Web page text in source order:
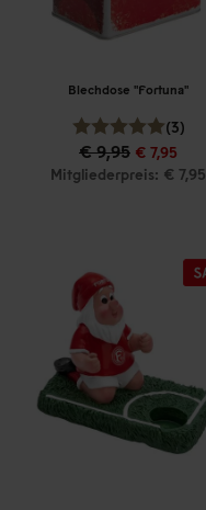
Blechdose "Fortuna"
(3)
€ 9,95 € 7,95
Mitgliederpreis: € 7,95